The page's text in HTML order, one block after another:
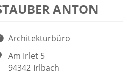
ANTON
Architekturbüro
Am Irlet 5
94342 Irlbach